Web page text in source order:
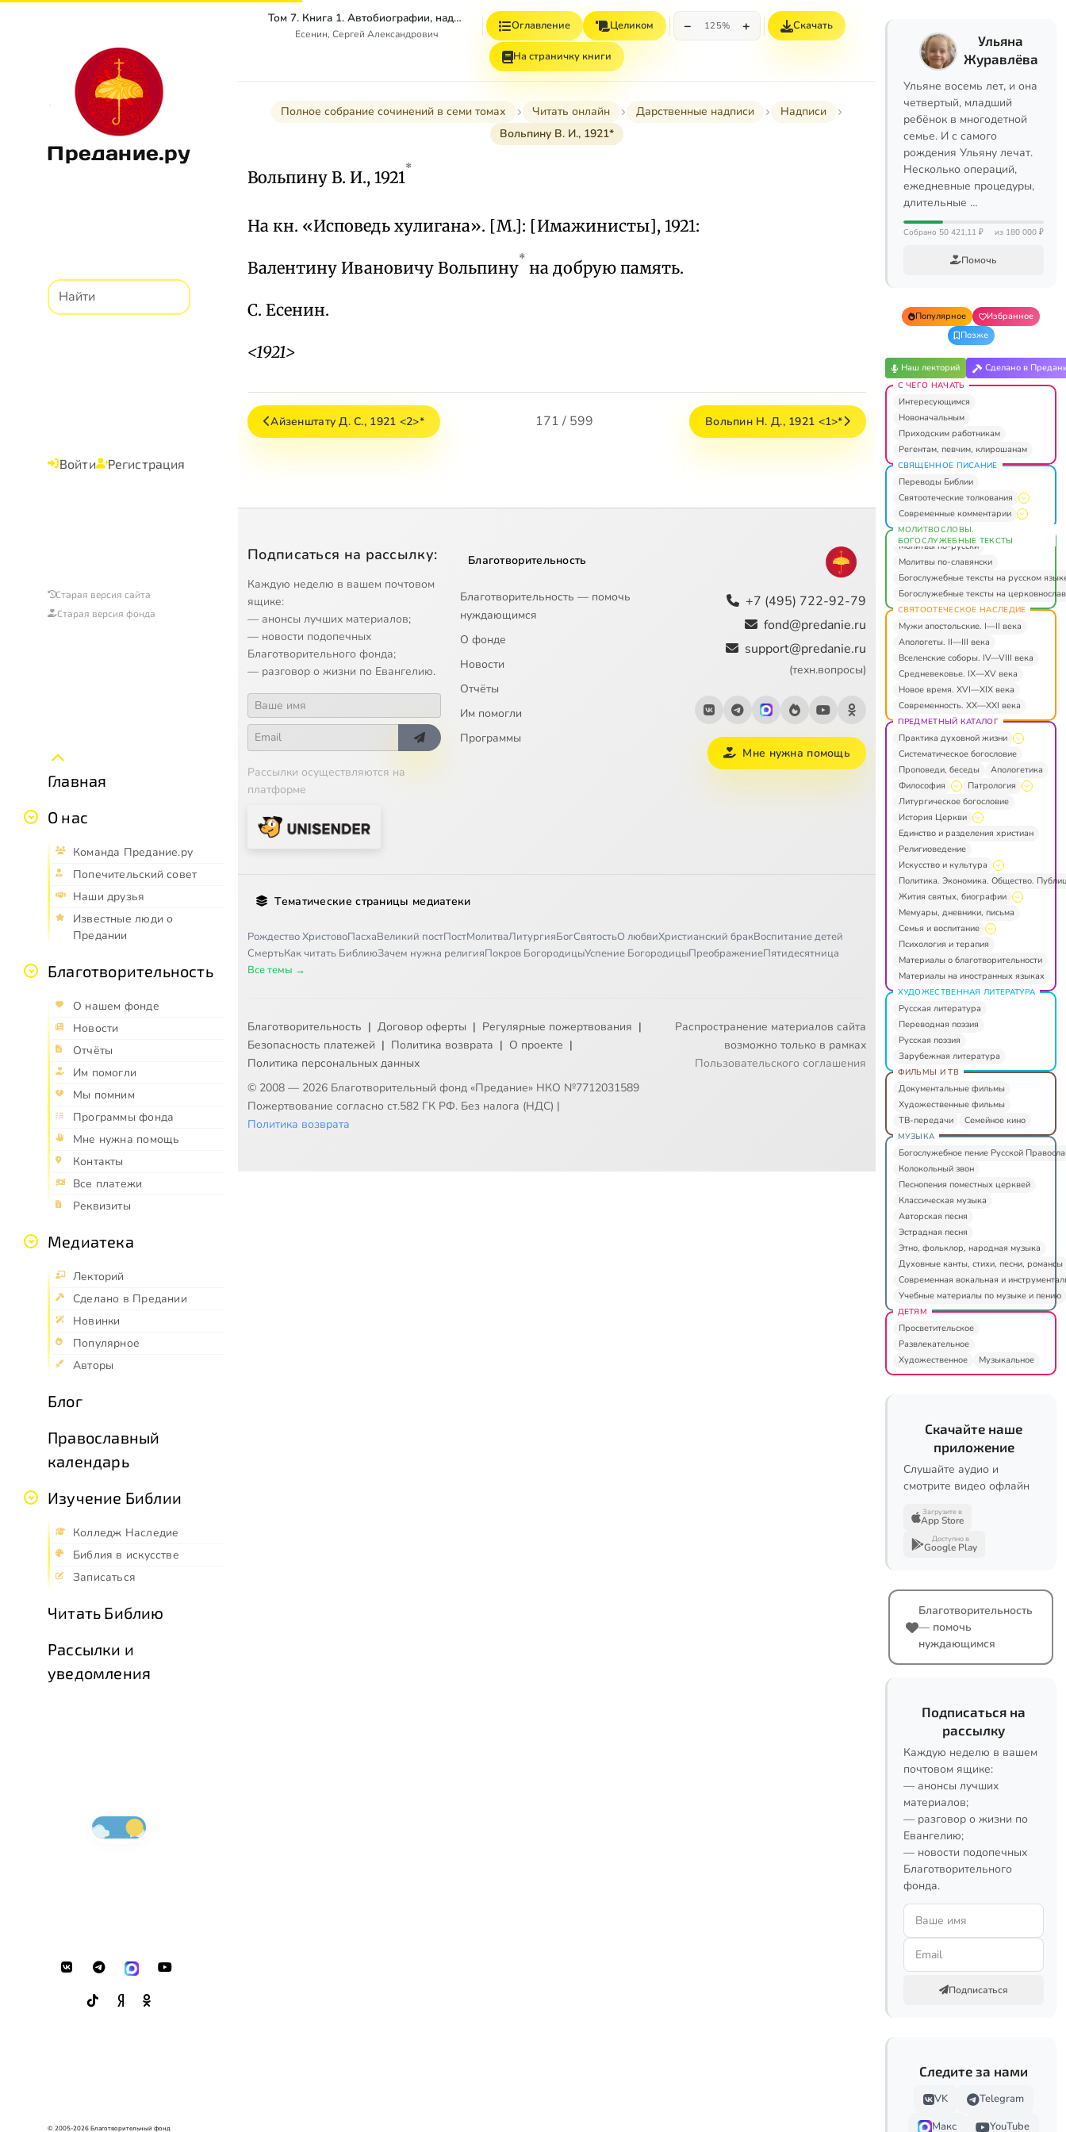
Предание.ру
Войти Регистрация
Старая версия сайта
Старая версия фонда
Главная
О нас
Команда Предание.ру
Попечительский совет
Наши друзья
Известные люди о
Предании
Благотворительность
О нашем фонде
Новости
Отчёты
Им помогли
Мы помним
Программы фонда
Мне нужна помощь
Контакты
Все платежи
Реквизиты
Медиатека
Лекторий
Сделано в Предании
Новинки
Популярное
Авторы
Блог
Православный
календарь
Изучение Библии
Колледж Наследие
Библия в искусстве
Записаться
Читать Библию
Рассылки и
уведомления
© 2005-2026 Благотворительный фонд
Том 7. Книга 1. Автобиографии, надписи и др
Есенин, Сергей Александрович
Оглавление Целиком − 125% + Скачать
На страничку книги
Полное собрание сочинений в семи томах Читать онлайн Дарственные надписи
Надписи
Вольпину В. И., 1921*
Вольпину В. И., 1921*
На кн. «Исповедь хулигана». [М.]: [Имажинисты], 1921:
Валентину Ивановичу Вольпину* на добрую память.
С. Есенин.
<1921>
Айзенштату Д. С., 1921 <2>* 171 / 599 Вольпин Н. Д., 1921 <1>*
Подписаться на рассылку:
Каждую неделю в вашем почтовом
ящике:
— анонсы лучших материалов;
— новости подопечных
Благотворительного фонда;
— разговор о жизни по Евангелию.
Рассылки осуществляются на
платформе
Благотворительность
Благотворительность — помочь
нуждающимся
О фонде
Новости
Отчёты
Им помогли
Программы
+7 (495) 722-92-79
fond@predanie.ru
support@predanie.ru
(техн.вопросы)
Мне нужна помощь
Тематические страницы медиатеки
Рождество ХристовоПасхаВеликий постПостМолитваЛитургияБогСвятостьО любвиХристианский бракВоспитание детей
СмертьКак читать БиблиюЗачем нужна религияПокров БогородицыУспение БогородицыПреображениеПятидесятница
Все темы →
Благотворительность | Договор оферты | Регулярные пожертвования |
Безопасность платежей | Политика возврата | О проекте |
Политика персональных данных
© 2008 — 2026 Благотворительный фонд «Предание» НКО №7712031589
Пожертвование согласно ст.582 ГК РФ. Без налога (НДС) |
Политика возврата
Распространение материалов сайта
возможно только в рамках
Пользовательского соглашения
Ульяна
Журавлёва
Ульяне восемь лет, и она
четвертый, младший
ребёнок в многодетной
семье. И с самого
рождения Ульяну лечат.
Несколько операций,
ежедневные процедуры,
длительные …
Собрано 50 421,11 ₽ из 180 000 ₽
Помочь
Популярное
Избранное
Позже
Наш лекторий Сделано в
С ЧЕГО НАЧАТЬ
Интересующимся
Новоначальным
Приходским работникам
Регентам, певчим, клирошанам
СВЯЩЕННОЕ ПИСАНИЕ
Переводы Библии
Святоотеческие толкования
Современные комментарии
МОЛИТВОСЛОВЫ.
БОГОСЛУЖЕБНЫЕ ТЕКСТЫ
Молитвы по-русски
Молитвы по-славянски
Богослужебные тексты на русском
Богослужебные тексты на
СВЯТООТЕЧЕСКОЕ НАСЛЕДИЕ
Мужи апостольские. I—II века
Апологеты. II—III века
Вселенские соборы. IV—VIII века
Средневековье. IX—XV века
Новое время. XVI—XIX века
Современность. XX—XXI века
ПРЕДМЕТНЫЙ КАТАЛОГ
Практика духовной жизни
Систематическое богословие
Проповеди, беседы
Апологетика
Философия
Патрология
Литургическое богословие
История Церкви
Единство и разделения христиан
Религиоведение
Искусство и культура
Политика. Экономика. Общество.
Жития святых, биографии
Мемуары, дневники, письма
Семья и воспитание
Психология и терапия
Материалы о благотворительности
Материалы на иностранных языках
ХУДОЖЕСТВЕННАЯ ЛИТЕРАТУРА
Русская литература
Переводная поэзия
Русская поэзия
Зарубежная литература
ФИЛЬМЫ И ТВ
Документальные фильмы
Художественные фильмы
ТВ-передачи
Семейное кино
МУЗЫКА
Богослужебное пение Русской
Колокольный звон
Песнопения поместных церквей
Классическая музыка
Авторская песня
Эстрадная песня
Этно, фольклор, народная музыка
Духовные канты, стихи, песни, романсы
Современная вокальная и
Учебные материалы по музыке и пению
ДЕТЯМ
Просветительское
Развлекательное
Художественное
Музыкальное
Скачайте наше
приложение
Слушайте аудио и
смотрите видео офлайн
Загрузите в
App Store
Доступно в
Google Play
Благотворительность
— помочь
нуждающимся
Подписаться на
рассылку
Каждую неделю в вашем
почтовом ящике:
— анонсы лучших
материалов;
— разговор о жизни по
Евангелию;
— новости подопечных
Благотворительного
фонда.
Подписаться
Следите за нами
VK
Telegram
Макс
YouTube